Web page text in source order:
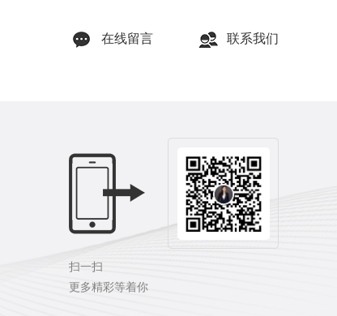
在线留言 联系我们
扫一扫
更多精彩等着你